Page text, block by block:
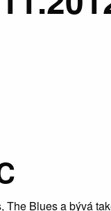
The Blues a bývá